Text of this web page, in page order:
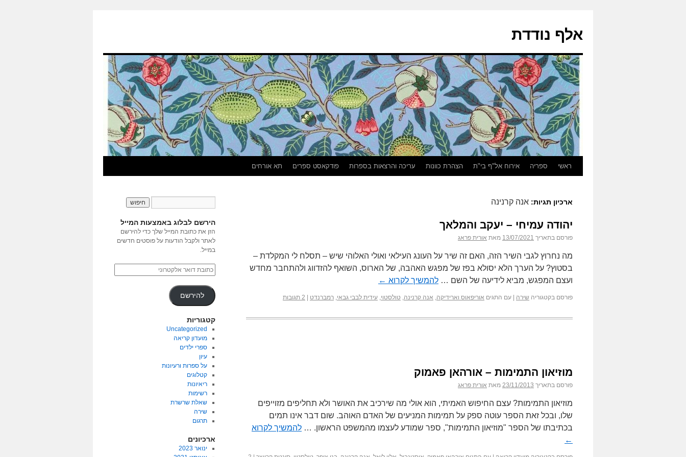
אלף נודדת
ראשי ספריה אירוח אל"ף בי"ת הצהרת כוונות עריכה והרצאות בספרות פודקאסט ספרים תא אורחים
ארכיון תגיות: אנה קרנינה
יהודה עמיחי – יעקב והמלאך
פורסם בתאריך 13/07/2021 מאת אורית פראג
מה נחרוץ לגבי השיר הזה, האם זה שיר על העונג העילאי ואולי האלוהי שיש – תסלח לי המקלדת –
בסטוץ? על הערך הלא יסולא בפז של מפגש האהבה, של הארוס, השואף להזדווג ולהתחבר מחדש
ועצם המפגש, מביא לידיעה של השם … להמשיך לקרוא ←
פורסם בקטגוריה שירה עם התגים אוריפאוס וארידיקה, אנה קרנינה, טולסטוי, עידית לבבי גבאי, רמברנדט 2 תגובות
מוזיאון התמימות – אורהאן פאמוק
פורסם בתאריך 23/11/2013 מאת אורית פראג
מוזיאון התמימות? עצם החיפוש האמיתי, הוא אולי מה שירכיב את האושר ולא תחליפים מזוייפים
שלו, ובכל זאת הספר עוטה ספק על תמימות המניעים של האדם האוהב. שום דבר אינו תמים
בכתיבתו של הספר "מוזיאון התמימות", ספר שמודע לעצמו מהמשפט הראשון. … להמשיך לקרוא
←
הירשם לבלוג באמצעות המייל
הזן את כתובת המייל שלך כדי להירשם
לאתר ולקבל הודעות על פוסטים חדשים
במייל.
להירשם
קטגוריות
Uncategorized
מועדון קריאה
ספרי ילדים
עיון
על ספרות ורעיונות
קטלוגים
ריאיונות
רשימות
שאלת שרשרת
שירה
תרגום
ארכיונים
ינואר 2023